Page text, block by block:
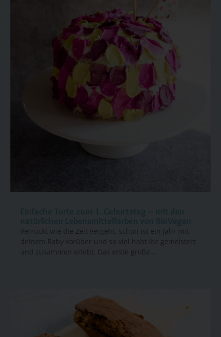
Einfache Torte zum 1. Geburtstag – mit den
natürlichen Lebensmittelfarben von BioVegan
Verrückt wie die Zeit vergeht, schon ist ein Jahr mit
deinem Baby vorüber und so viel habt ihr gemeistert
und zusammen erlebt. Das erste große...